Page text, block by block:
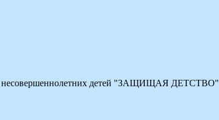
несовершеннолетних детей "ЗАЩИЩАЯ ДЕТСТВО"